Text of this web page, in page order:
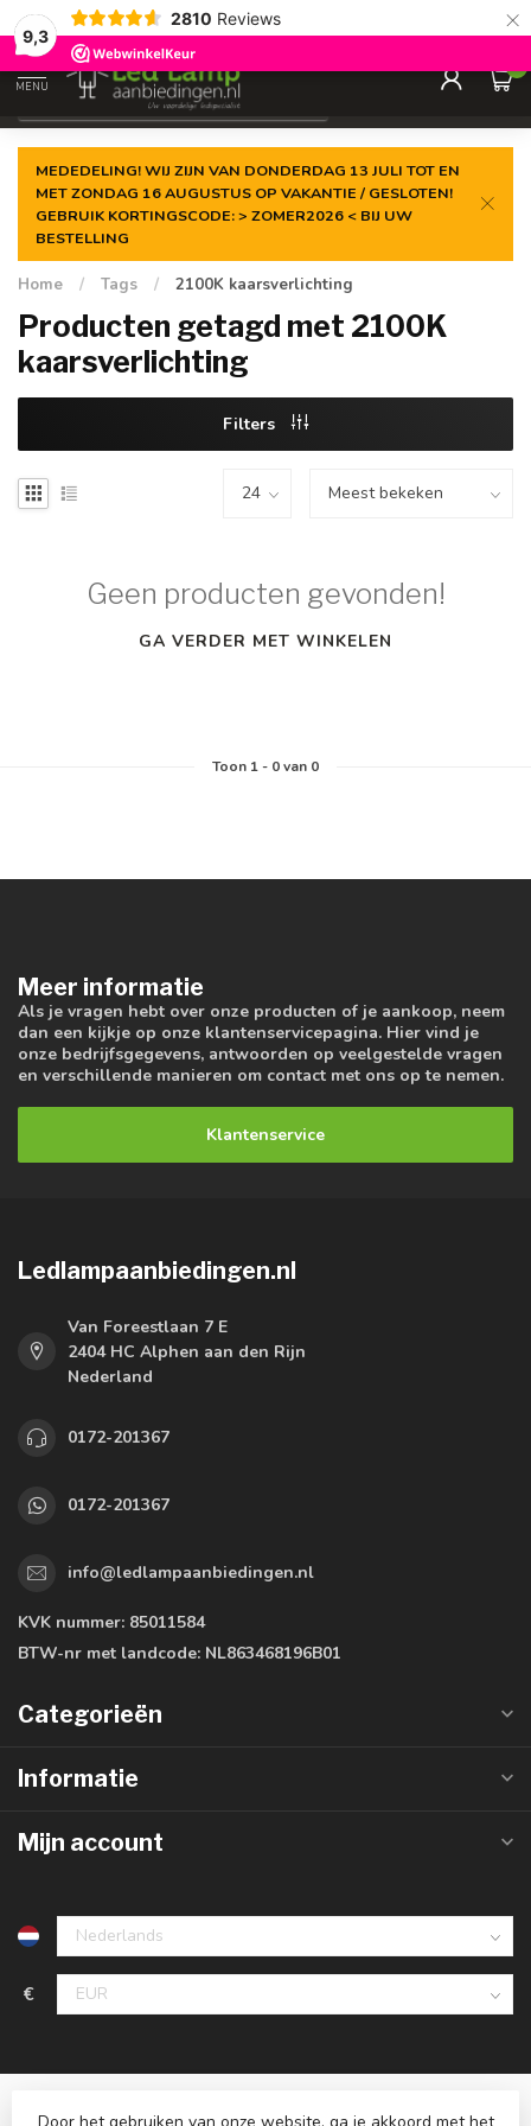
9,3
2810 Reviews ×
Gegarandeerde delaagste prijs
MENU
0
MEDEDELING! WIJ ZIJN VAN DONDERDAG 13 JULI TOT EN
MET ZONDAG 16 AUGUSTUS OP VAKANTIE / GESLOTEN!
GEBRUIK KORTINGSCODE: > ZOMER2026 < BIJ UW
BESTELLING
Home / Tags / 2100K kaarsverlichting
Producten getagd met 2100K
kaarsverlichting
Filters
Geen producten gevonden!
GA VERDER MET WINKELEN
Toon 1- 0van 0
Meer informatie
Als je vragen hebt over onze producten of je aankoop, neem
dan een kijkje op onze klantenservicepagina. Hier vind je
onze bedrijfsgegevens, antwoorden op veelgestelde vragen
en verschillende manieren om contact met ons op te nemen.
Klantenservice
Ledlampaanbiedingen.nl
Van Foreestlaan 7 E
2404 HC Alphen aan den Rijn
Nederland
0172-201367
0172-201367
info@ledlampaanbiedingen.nl
KVK nummer: 85011584
BTW-nr met landcode: NL863468196B01
Categorieën
Informatie
Mijn account
€